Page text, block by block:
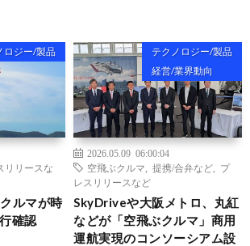
ロジー/製品
リリースな
ルマが時
確認
テクノロジー/製品
経営/業界動向
2026.05.09 06:00:04
空飛ぶクルマ
提携/合弁など
プ
レスリリースなど
SkyDriveや大阪メトロ、丸紅
などが「空飛ぶクルマ」商用
運航実現のコンソーシアム設